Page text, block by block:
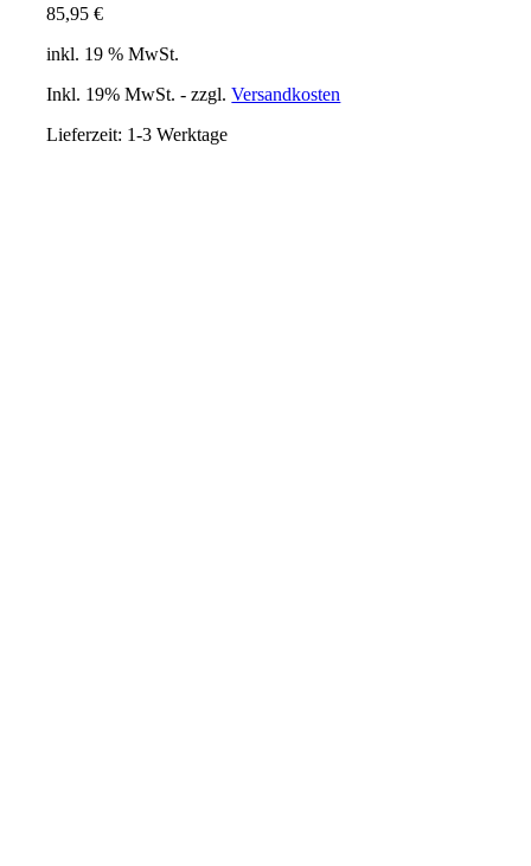
85,95€
inkl. 19 % MwSt.
Inkl. 19% MwSt. - zzgl.Versandkosten
Lieferzeit: 1-3 Werktage